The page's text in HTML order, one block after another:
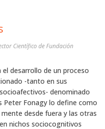
Científico de Fundación
desarrollo de un proceso
-tanto en sus
denominado
Peter Fonagy lo define como
desde fuera y las otras
nichos sociocognitivos